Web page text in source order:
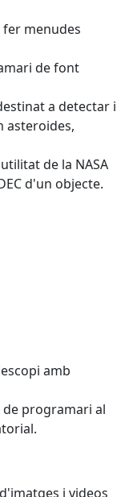
menudes
de font
a detectar i
asteroides,
de la NASA
d'un objecte.
amb
programari al
i videos